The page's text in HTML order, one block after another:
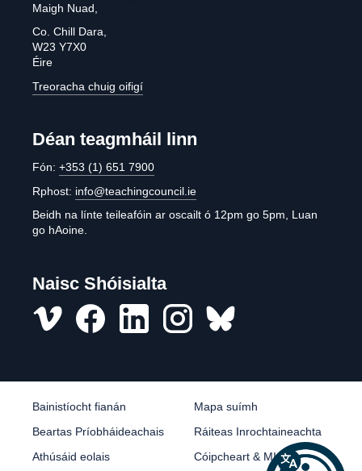
Maigh Nuad,
Co. Chill Dara,
W23 Y7X0
Éire
Treoracha chuig oifigí
Déan teagmháil linn
Fón: +353 (1) 651 7900
Rphost: info@teachingcouncil.ie
Beidh na línte teileafóin ar oscailt ó 12pm go 5pm, Luan
go hAoine.
Naisc Shóisialta
Bainistíocht fianán
Mapa suímh
Beartas Príobháideachais
Ráiteas Inrochtaineachta
Athúsáid eolais
Cóipcheart & MI